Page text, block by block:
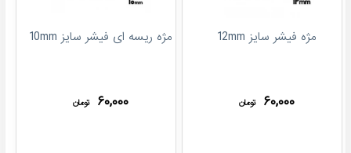
مژه فیشر سایز 12mm
۶۰,۰۰۰ تومان
مژه ریسه ای فیشر سایز 10mm
۶۰,۰۰۰ تومان